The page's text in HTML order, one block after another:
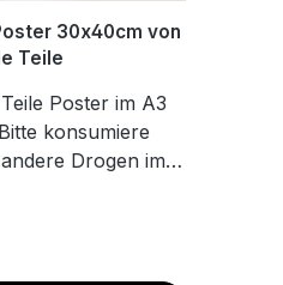
30x40cm von
Teile
Poster im A3
konsumiere
Drogen im
geliefert. Du